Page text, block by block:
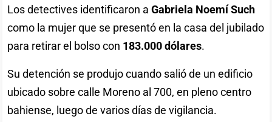
Los detectives identificaron aGabriela Noemí Such
como la mujer que se presentó en la casa del jubilado
para retirar el bolso con 183.000 dólares.
Su detención se produjo cuando salió de un edificio
ubicado sobre calle Moreno al 700, en pleno centro
bahiense, luego de varios días de vigilancia.